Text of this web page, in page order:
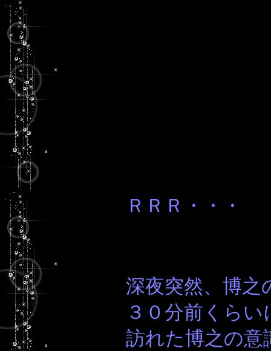
ＲＲＲ・・・
深夜突然、博之
３０分前くら
訪れた博之の意